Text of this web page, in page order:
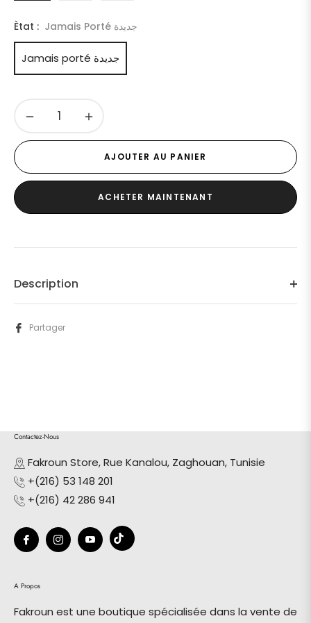
Ètat : Jamais Porté جديدة
Jamais porté جديدة
− +
AJOUTER AU PANIER
ACHETER MAINTENANT
Description
Partager
Contactez-Nous
Fakroun Store, Rue Kanalou, Zaghouan, Tunisie
+(216) 53 148 201
+(216) 42 286 941
Fb Ins You Tiktok
A Propos
Fakroun est une boutique spécialisée dans la vente de